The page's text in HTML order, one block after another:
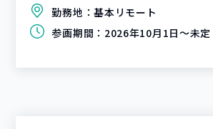
勤務地：基本リモート
参画期間： 2026年10月1日～未定